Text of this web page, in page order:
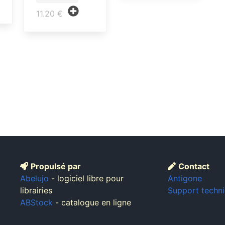
11.20 €
Propulsé par
Abelujo - logiciel libre pour
librairies
ABStock - catalogue en ligne
Contact
Antigone
Support